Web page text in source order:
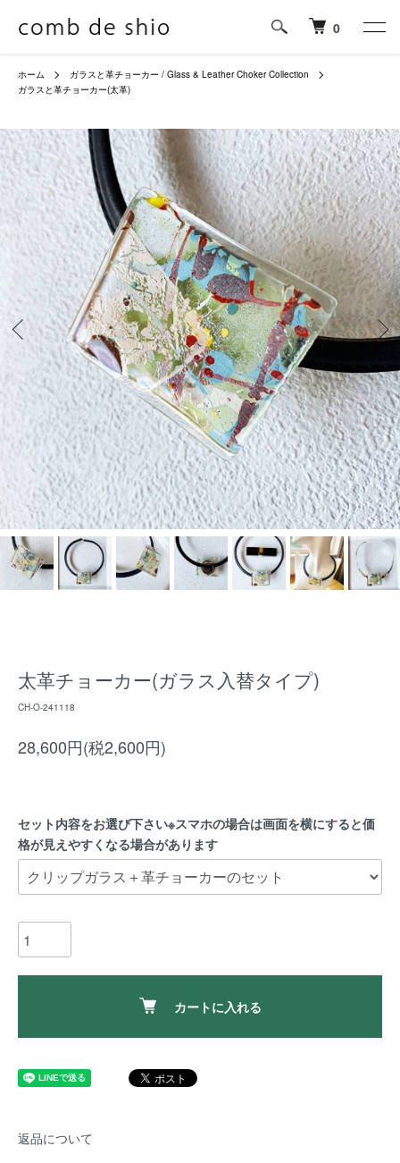
0
ホーム
ガラスと革チョーカー / Glass & Leather Choker Collection
ガラスと革チョーカー(太革)
太革チョーカー(ガラス入替タイプ)
CH-O-241118
28,600円(税2,600円)
セット内容をお選び下さい※スマホの場合は画面を横にすると価
格が見えやすくなる場合があります
カートに入れる
返品について